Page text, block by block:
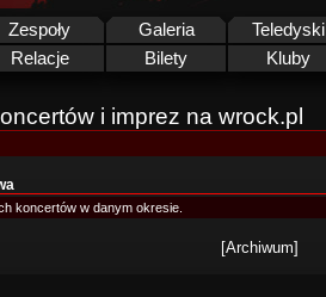
Zespoły Galeria Teledyski
Relacje Bilety Kluby
i imprez na wrock.pl
koncertów w danym okresie.
[Archiwum]